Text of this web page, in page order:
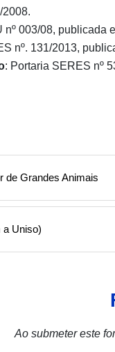
2008.
nº 003/08, publicada
nº. 131/2013,
: Portaria SERES nº
de Grandes Animais
a Uniso)
Ao submeter este